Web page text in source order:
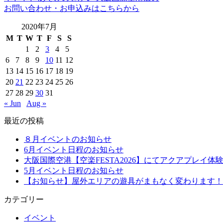
お問い合わせ・お申込みはこちらから
2020年7月
M T W T F S
S
1
2 3 4
5
6
7 8 9 10 11 12
13 14 15 16 17 18 19
20 21 22 23 24 25 26
27 28 29 30 31
« Jun
Aug »
最近の投稿
８月イベントのお知らせ
6月イベント日程のお知らせ
大阪国際空港【空楽FESTA2026】にてアクアプレイ体験
5月イベント日程のお知らせ
【お知らせ】屋外エリアの遊具がまもなく変わります！
カテゴリー
イベント